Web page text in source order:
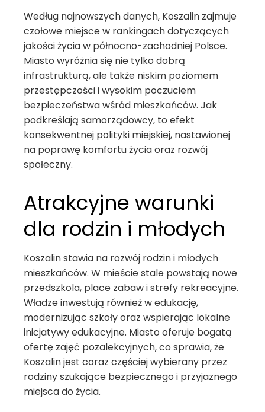
Według najnowszych danych, Koszalin zajmuje
czołowe miejsce w rankingach dotyczących
jakości życia w północno-zachodniej Polsce.
Miasto wyróżnia się nie tylko dobrą
infrastrukturą, ale także niskim poziomem
przestępczości i wysokim poczuciem
bezpieczeństwa wśród mieszkańców. Jak
podkreślają samorządowcy, to efekt
konsekwentnej polityki miejskiej, nastawionej
na poprawę komfortu życia oraz rozwój
społeczny.
Atrakcyjne warunki
dla rodzin i młodych
Koszalin stawia na rozwój rodzin i młodych
mieszkańców. W mieście stale powstają nowe
przedszkola, place zabaw i strefy rekreacyjne.
Władze inwestują również w edukację,
modernizując szkoły oraz wspierając lokalne
inicjatywy edukacyjne. Miasto oferuje bogatą
ofertę zajęć pozalekcyjnych, co sprawia, że
Koszalin jest coraz częściej wybierany przez
rodziny szukające bezpiecznego i przyjaznego
miejsca do życia.